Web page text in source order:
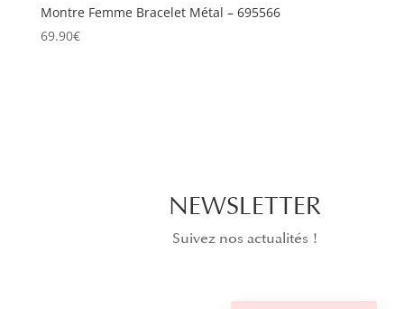
Montre Femme Bracelet Métal – 695566
69.90€
NEWSLETTER
Suivez nos actualités !